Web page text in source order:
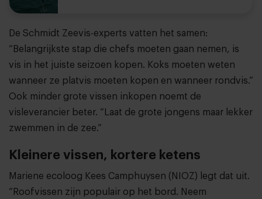
De Schmidt Zeevis-experts vatten het samen:
“Belangrijkste stap die chefs moeten gaan nemen, is
vis in het juiste seizoen kopen. Koks moeten weten
wanneer ze platvis moeten kopen en wanneer rondvis.”
Ook minder grote vissen inkopen noemt de
visleverancier beter. “Laat de grote jongens maar lekker
zwemmen in de zee.”
Kleinere vissen, kortere ketens
Mariene ecoloog Kees Camphuysen (NIOZ) legt dat uit.
“Roofvissen zijn populair op het bord. Neem